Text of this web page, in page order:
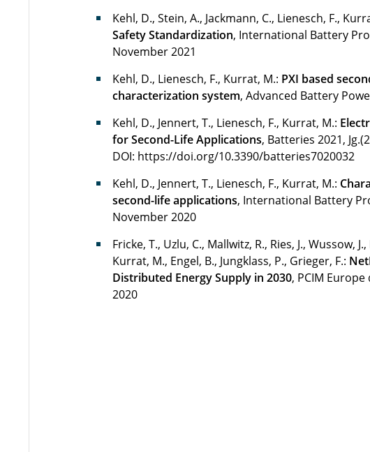
Kehl, D., Stein, A., Jackmann, C., Lienesch, F.,
Safety Standardization, International Battery
November 2021
Kehl, D., Lienesch, F., Kurrat, M.: PXI based
characterization system, Advanced Battery
Kehl, D., Jennert, T., Lienesch, F., Kurrat, M.:
for Second-Life Applications, Batteries 2021,
DOI: https://doi.org/10.3390/batteries7020032
Kehl, D., Jennert, T., Lienesch, F., Kurrat, M.:
second-life applications, International Battery
November 2020
Fricke, T., Uzlu, C., Mallwitz, R., Ries, J., Wussow,
Kurrat, M., Engel, B., Jungklass, P., Grieger, F.:
Distributed Energy Supply in 2030, PCIM
2020